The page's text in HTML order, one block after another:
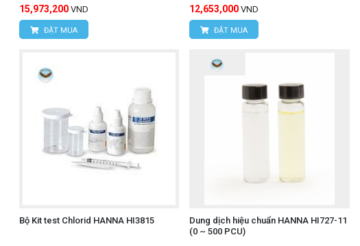
15,973,200 VND
ĐẶT MUA
12,653,000 VND
ĐẶT MUA
Bộ Kit test Chlorid HANNA HI3815
Dung dịch hiệu chuẩn HANNA HI727-11
(0 ~ 500 PCU)